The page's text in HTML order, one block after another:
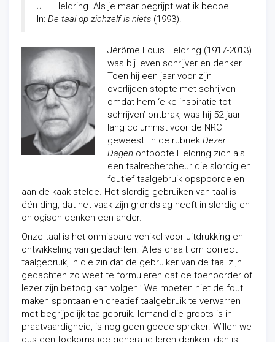
J.L. Heldring. Als je maar begrijpt wat ik bedoel.
In: De taal op zichzelf is niets (1993).
Jérôme Louis Heldring (1917-2013)
was bij leven schrijver en denker.
Toen hij een jaar voor zijn
overlijden stopte met schrijven
omdat hem ‘elke inspiratie tot
schrijven’ ontbrak, was hij 52 jaar
lang columnist voor de NRC
geweest. In de rubriek Dezer
Dagen ontpopte Heldring zich als
een taalrechercheur die slordig en
foutief taalgebruik opspoorde en
aan de kaak stelde. Het slordig gebruiken van taal is
één ding, dat het vaak zijn grondslag heeft in slordig en
onlogisch denken een ander.
Onze taal is het onmisbare vehikel voor uitdrukking en
ontwikkeling van gedachten. ‘Alles draait om correct
taalgebruik, in die zin dat de gebruiker van de taal zijn
gedachten zo weet te formuleren dat de toehoorder of
lezer zijn betoog kan volgen.’ We moeten niet de fout
maken spontaan en creatief taalgebruik te verwarren
met begrijpelijk taalgebruik. Iemand die groots is in
praatvaardigheid, is nog geen goede spreker. Willen we
dus een toekomstige generatie leren denken, dan is